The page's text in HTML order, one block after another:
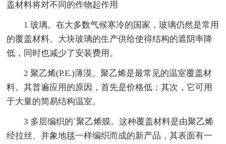
盖材料将对不同的作物起作用
1 玻璃。在大多数气候寒冷的国家，玻璃仍然是常用
的覆盖材料。大块玻璃的生产供给使得结构的遮阴率降
低，同时也减少了安装费用。
2 聚乙烯(P.E.)薄漠。聚乙烯是最常见的温室覆盖材
料。其普遍应用的原因，首先是价格低；其次，它可用
于大量的简易结构温室。
3 多层编织的`聚乙烯膜。这种覆盖材料是由聚乙烯
经拉丝、并象地毯一样编织而成的新产品，其表面有一